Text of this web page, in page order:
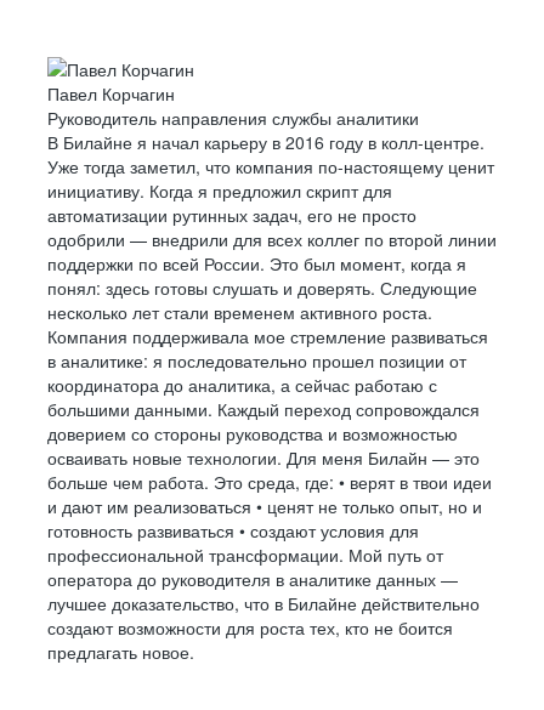
Павел Корчагин
Руководитель направления службы аналитики
В Билайне я начал карьеру в 2016 году в колл-центре.
Уже тогда заметил, что компания по-настоящему ценит
инициативу. Когда я предложил скрипт для
автоматизации рутинных задач, его не просто
одобрили — внедрили для всех коллег по второй линии
поддержки по всей России. Это был момент, когда я
понял: здесь готовы слушать и доверять. Следующие
несколько лет стали временем активного роста.
Компания поддерживала мое стремление развиваться
в аналитике: я последовательно прошел позиции от
координатора до аналитика, а сейчас работаю с
большими данными. Каждый переход сопровождался
доверием со стороны руководства и возможностью
осваивать новые технологии. Для меня Билайн — это
больше чем работа. Это среда, где: • верят в твои идеи
и дают им реализоваться • ценят не только опыт, но и
готовность развиваться • создают условия для
профессиональной трансформации. Мой путь от
оператора до руководителя в аналитике данных —
лучшее доказательство, что в Билайне действительно
создают возможности для роста тех, кто не боится
предлагать новое.